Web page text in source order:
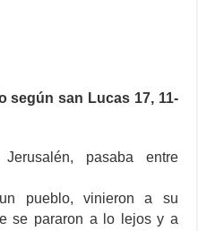
según san Lucas 17, 11-
pasaba entre
pueblo, vinieron a su
se pararon a lo lejos y a